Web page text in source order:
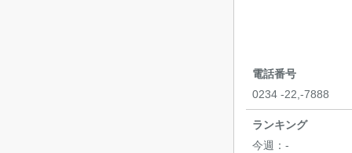
電話番号
0234 -22,-7888
ランキング
今週： -